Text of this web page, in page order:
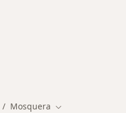
de ciudad
Mosquera Cambiar de ciudad